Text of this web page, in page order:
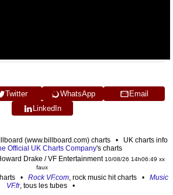
Twitter WhatsApp
Email
LinkedIn
(www.billboard.com) charts • UK charts info
Official UK Charts Company's charts
Drake / VF Entertainment 10/08/26 14h06:49 xx
faux
• Rock VF.com, rock music hit charts • Music
VF.fr, tous les tubes •